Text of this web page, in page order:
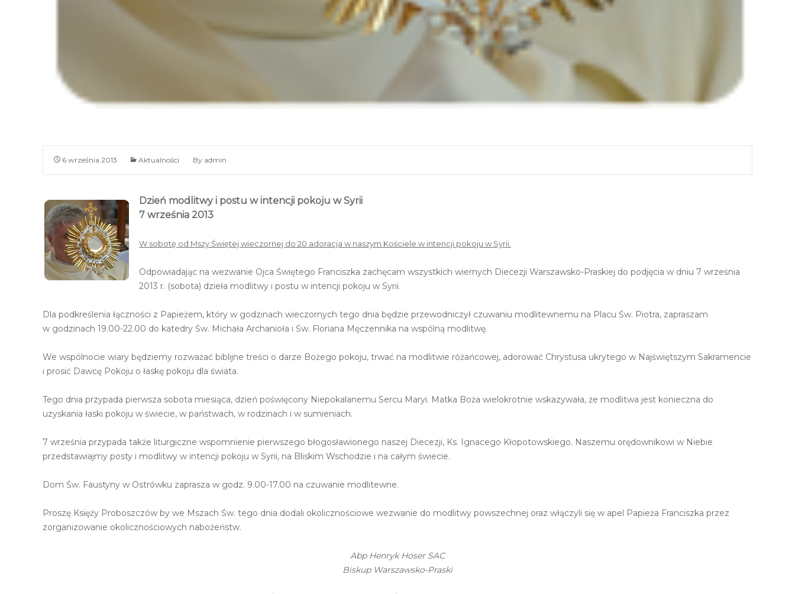
6 września 2013 Aktualności By admin
Dzień modlitwy i postu w intencji pokoju w Syrii
7 września 2013
W sobotę od Mszy Świętej wieczornej do 20 adoracja w naszym Kościele w intencji pokoju w Syrii.
Odpowiadając na wezwanie Ojca Świętego Franciszka zachęcam wszystkich wiernych Diecezji Warszawsko-Praskiej do podjęcia w dniu 7 września
2013 r. (sobota) dzieła modlitwy i postu w intencji pokoju w Syrii.
Dla podkreślenia łączności z Papieżem, który w godzinach wieczornych tego dnia będzie przewodniczył czuwaniu modlitewnemu na Placu Św. Piotra, zapraszam
w godzinach 19.00-22.00 do katedry Św. Michała Archanioła i Św. Floriana Męczennika na wspólną modlitwę.
We wspólnocie wiary będziemy rozważać biblijne treści o darze Bożego pokoju, trwać na modlitwie różańcowej, adorować Chrystusa ukrytego w Najświętszym Sakramencie
i prosić Dawcę Pokoju o łaskę pokoju dla świata.
Tego dnia przypada pierwsza sobota miesiąca, dzień poświęcony Niepokalanemu Sercu Maryi. Matka Boża wielokrotnie wskazywała, że modlitwa jest konieczna do
uzyskania łaski pokoju w świecie, w państwach, w rodzinach i w sumieniach.
7 września przypada także liturgiczne wspomnienie pierwszego błogosławionego naszej Diecezji, Ks. Ignacego Kłopotowskiego. Naszemu orędownikowi w Niebie
przedstawiajmy posty i modlitwy w intencji pokoju w Syrii, na Bliskim Wschodzie i na całym świecie.
Dom Św. Faustyny w Ostrówku zaprasza w godz. 9.00-17.00 na czuwanie modlitewne.
Proszę Księży Proboszczów by we Mszach Św. tego dnia dodali okolicznościowe wezwanie do modlitwy powszechnej oraz włączyli się w apel Papieża Franciszka przez
zorganizowanie okolicznościowych nabożeństw.
Abp Henryk Hoser SAC
Biskup Warszawsko-Praski